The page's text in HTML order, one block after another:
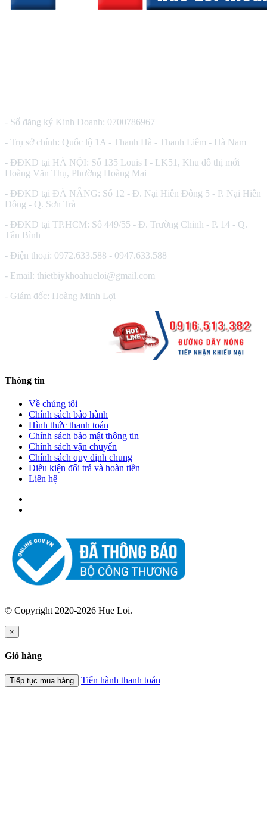
- Số đăng ký Kinh Doanh: 0700786967
- Trụ sở chính: Quốc lộ 1A - Thanh Hà - Thanh Liêm - Hà Nam
- ĐĐKD tại HÀ NỘI: Số 135 Louis I - LK51, Khu đô thị mới
Hoàng Văn Thụ, Phường Hoàng Mai
- ĐĐKD tại ĐÀ NẴNG: Số 12 - Đ. Nại Hiên Đông 5 - P. Nại Hiên
Đông - Q. Sơn Trà
- ĐĐKD tại TP.HCM: Số 449/55 - Đ. Trường Chinh - P. 14 - Q.
Tân Bình
- Điện thoại: 0972.633.588 - 0947.633.588
- Email: thietbiykhoahueloi@gmail.com
- Giám đốc: Hoàng Minh Lợi
Thông tin
Về chúng tôi
Chính sách bảo hành
Hình thức thanh toán
Chính sách bảo mật thông tin
Chính sách vận chuyển
Chính sách quy định chung
Điều kiện đổi trả và hoàn tiền
Liên hệ
© Copyright 2020-2026 Hue Loi.
×
Giỏ hàng
Tiếp tục mua hàng Tiến hành thanh toán